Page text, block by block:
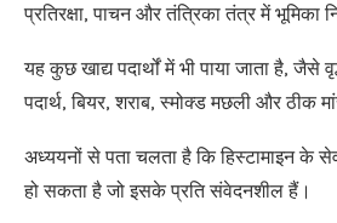
प्रतिरक्षा, पाचन और तंत्रिका तंत्र में भूमिका
यह कुछ खाद्य पदार्थों में भी पाया जाता है, जैसे
पदार्थ, बियर, शराब, स्मोक्ड मछली और ठीक
अध्ययनों से पता चलता है कि हिस्टामाइन के
हो सकता है जो इसके प्रति संवेदनशील हैं।